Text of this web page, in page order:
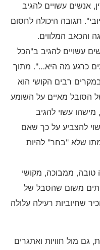
אנשים עשויים להגיב
תגובה היכולה לחסום
והכאב המלווים.
עשויים להגיב ב"הכל
כרגע מה היא…". מתוך
רבים הקושי הוא
מאיים על השומע
עשוי להגיב
להצביע על כך שאם
שלא "בחר" להיות
טובה, ממבוכה, מקושי
משום שהסבל של
שחיוביות רעילה עלולה
גם מול חוויות ואתגרים